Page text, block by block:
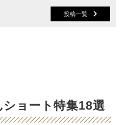
投稿一覧
ョート特集18選